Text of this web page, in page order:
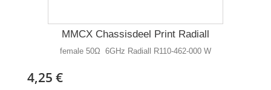
MMCX Chassisdeel Print Radiall
female 50Ω 6GHz Radiall R110-462-000 W
4,25 €